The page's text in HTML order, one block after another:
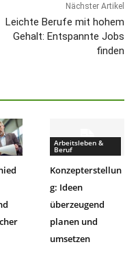
Nächster Artikel
Leichte Berufe mit hohem
Gehalt: Entspannte Jobs
finden
Arbeitsleben &
Beruf
Konzepterstellun
g: Ideen
überzeugend
planen und
umsetzen